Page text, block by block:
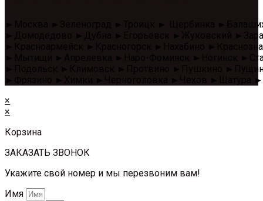
►Москва ►Зеленоград ►Троицк ► Щербинка
►Домодедово ►Дубна ►Егорьевск ►Жуковский
►Красноармейск ►Красногорск ►Нахабино
►Мытищи ►Апрелевка ►Наро-Фоминск ►Ногинск
►Подольск ►Климовск ►Протвино ►Пушкино
►Фрязино ►Химки ►Черноголовка ►Чехов ►Шатура
×
×
Корзина
ЗАКАЗАТЬ ЗВОНОК
Укажите свой номер и мы перезвоним вам!
Имя